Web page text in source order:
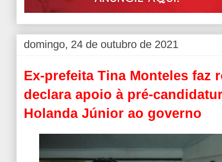
domingo, 24 de outubro de 2021
Ex-prefeita Tina Monteles faz
declara apoio à pré-
Holanda Júnior ao governo